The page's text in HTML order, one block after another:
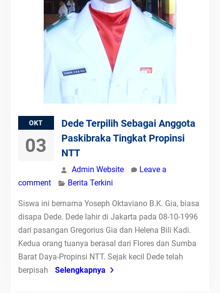
OKT
03
Dede Terpilih Sebagai Anggota
Paskibraka Tingkat Propinsi
NTT
Admin Website
Leave a
comment
Berita Terkini
Siswa ini bernama Yoseph Oktaviano B.K. Gia, biasa
disapa Dede. Dede lahir di Jakarta pada 08-10-1996
dari pasangan Gregorius Gia dan Helena Bili Kadi.
Kedua orang tuanya berasal dari Flores dan Sumba
Barat Daya-Propinsi NTT. Sejak kecil Dede telah
berpisah
Selengkapnya